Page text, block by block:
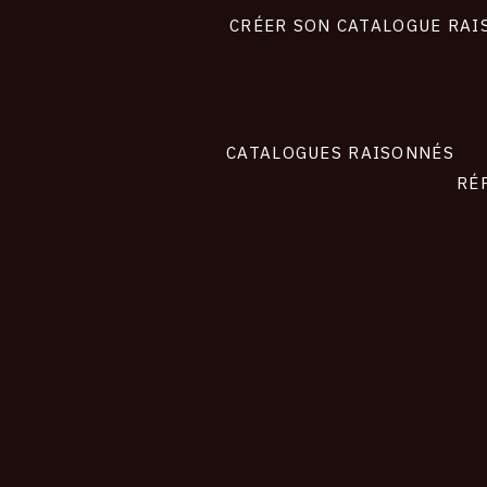
CRÉER SON CATALOGUE
CATALOGUES RAISONNÉS